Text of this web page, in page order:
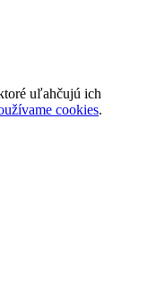
uľahčujú ich
cookies.